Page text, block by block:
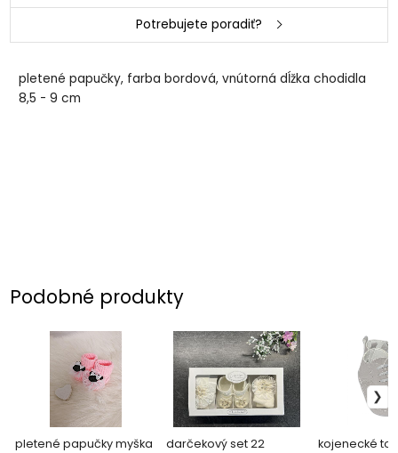
Potrebujete poradiť?
pletené papučky, farba bordová, vnútorná dĺžka chodidla
8,5 - 9 cm
Podobné produkty
pletené papučky myška
darčekový set 22
kojenecké